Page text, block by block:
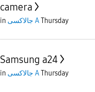
camera
in جالاكسى AThursday
Samsung a24
in جالاكسى AThursday